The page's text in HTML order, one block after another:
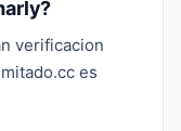
verificacion
es